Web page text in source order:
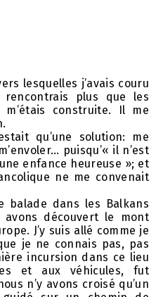
lesquelles j’avais couru
rencontrais plus que les
construite. Il me
qu’une solution: me
puisqu’« il n’est
enfance heureuse »; et
ne me convenait
balade dans les Balkans
avons découvert le mont
J’y suis allé comme je
je ne connais pas, pas
incursion dans ce lieu
et aux véhicules, fut
n’y avons croisé qu’un